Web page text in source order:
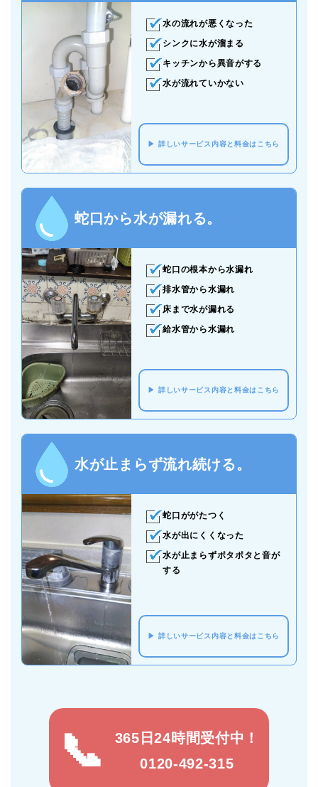
水の流れが悪くなった
シンクに水が溜まる
キッチンから異音がする
水が流れていかない
詳しいサービス内容と料金はこちら
蛇口から水が漏れる。
蛇口の根本から水漏れ
排水管から水漏れ
床まで水が漏れる
給水管から水漏れ
詳しいサービス内容と料金はこちら
水が止まらず流れ続ける。
蛇口ががたつく
水が出にくくなった
水が止まらずポタポタと音が
する
詳しいサービス内容と料金はこちら
365日24時間受付中！
0120-492-315